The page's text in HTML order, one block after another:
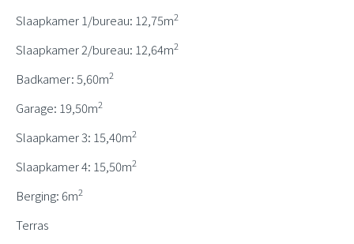
Slaapkamer 1/bureau: 12,75m2
Slaapkamer 2/bureau: 12,64m2
Badkamer: 5,60m2
Garage: 19,50m2
Slaapkamer 3: 15,40m2
Slaapkamer 4: 15,50m2
Berging: 6m2
Terras